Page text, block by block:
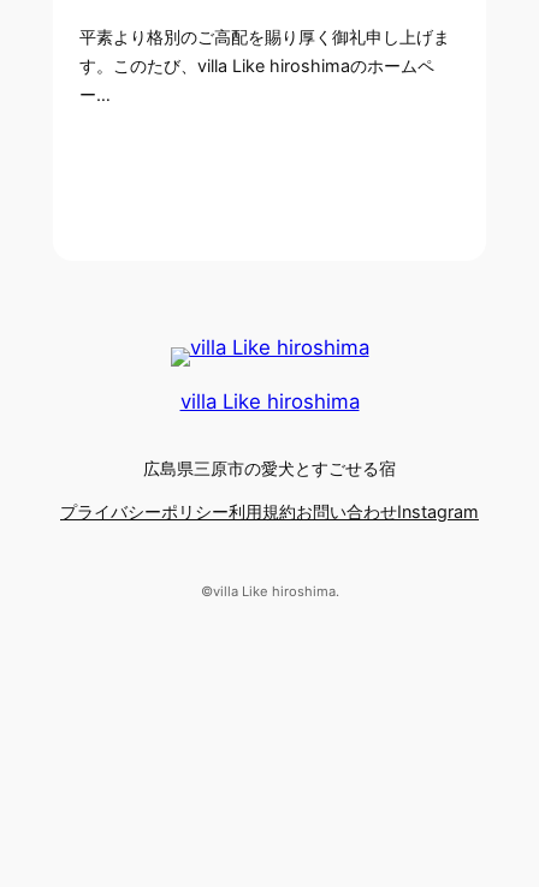
平素より格別のご高配を賜り厚く御礼申し上げま
す。このたび、villa Like hiroshimaのホームペ
ー…
villa Like hiroshima
広島県三原市の愛犬とすごせる宿
プライバシーポリシー利用規約お問い合わせInstagram
©︎villa Like hiroshima.